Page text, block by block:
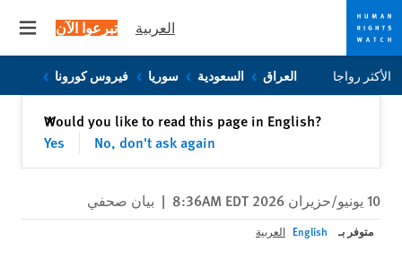
Skip
to
Skip
to
العربية تبرعوا الآن
الأكثر رواجا العراق السعودية سوريا فيروس كورونا
Would you like to read this page in English?
Yes
No, don't ask again
✕إغلاق
10 يونيو/حزيران 2026 8:36AM EDT | بيان صحفي
متوفر بـ English العربية